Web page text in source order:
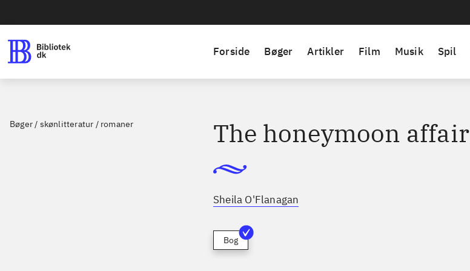
Forside Bøger Artikler Film Musik Spil
Bøger / skønlitteratur / romaner The honeymoon affair
Sheila O'Flanagan
Bog